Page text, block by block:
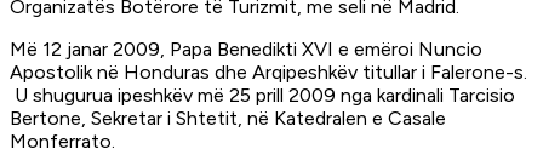
Organizatës Botërore të Turizmit, me seli në Madrid.
Më 12 janar 2009, Papa Benedikti XVI e emëroi Nuncio
Apostolik në Honduras dhe Arqipeshkëv titullar i Falerone-s.
U shugurua ipeshkëv më 25 prill 2009 nga kardinali Tarcisio
Bertone, Sekretar i Shtetit, në Katedralen e Casale
Monferrato.